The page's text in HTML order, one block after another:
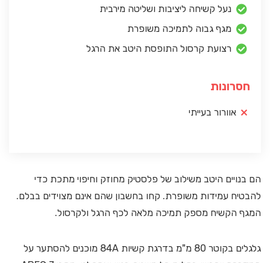
נעל קשיחה ליציבות ושליטה מירבית
מגף גבוה לתמיכה משופרת
רצועת קרסול התופסת היטב את הרגל
חסרונות
אוורור בעייתי
הם בנויים היטב משילוב של פלסטיק מחוזק וחיפוי מתכת כדי
להבטיח עמידות משופרת. קחו בחשבון שהם אינם מצוידים בבלם.
המגף הקשיח מספק תמיכה מלאה לכף הרגל ולקרסול.
גלגלים בקוטר 80 מ"מ בדרגת קשיות 84A מוכנים להסתער על